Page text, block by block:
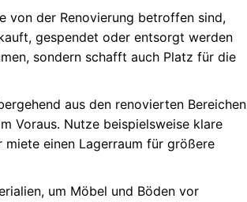
von der Renovierung betroffen sind,
gespendet oder entsorgt werden
sondern schafft auch Platz für die
aus den renovierten Bereichen
Voraus. Nutze beispielsweise klare
einen Lagerraum für größere
um Möbel und Böden vor